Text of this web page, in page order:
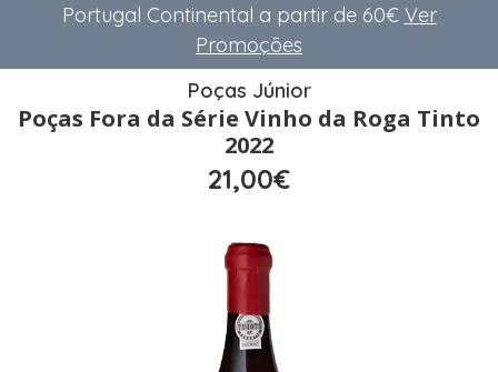
Portugal Continental a partir de 60€ Ver
Promoções
Poças Júnior
Poças Fora da Série Vinho da Roga Tinto
2022
21,00€